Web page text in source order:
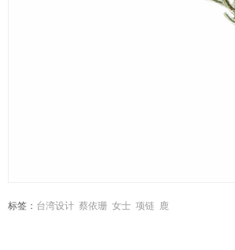
标签： 台湾设计 蔡依珊 女士 项链 鹿